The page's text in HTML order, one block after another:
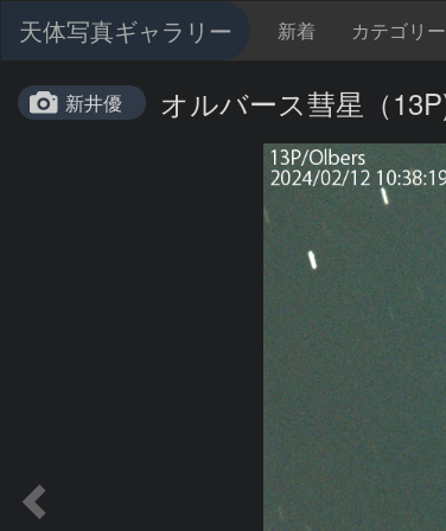
天体写真ギャラリー 新着 カテゴリー
新井優 オルバース彗星（